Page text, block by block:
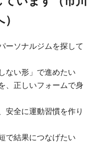
ーソナルジムを探して
ない形」で進めたい
、正しいフォームで身
安全に運動習慣を作り
で結果につなげたい